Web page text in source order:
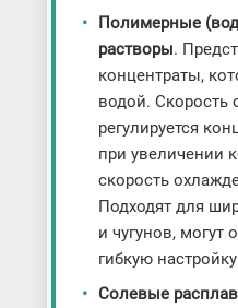
Полимерные
растворы.
концентраты,
водой. Скорость
регулируется
при увеличении
скорость
Подходят для
и чугунов, могут
гибкую
Солевые